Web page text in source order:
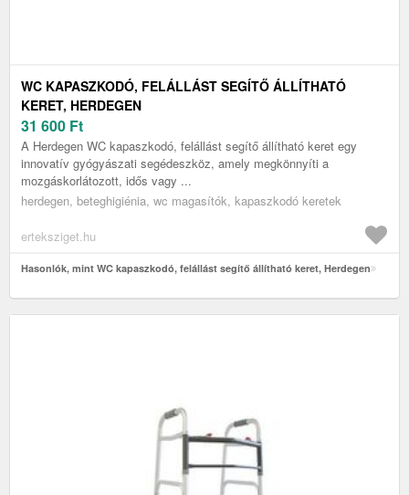
WC KAPASZKODÓ, FELÁLLÁST SEGÍTŐ ÁLLÍTHATÓ
KERET, HERDEGEN
31 600 Ft
A Herdegen WC kapaszkodó, felállást segítő állítható keret egy
innovatív gyógyászati segédeszköz, amely megkönnyíti a
mozgáskorlátozott, idős vagy ...
herdegen, beteghigiénia, wc magasítók, kapaszkodó keretek
erteksziget.hu
Hasonlók, mint WC kapaszkodó, felállást segítő állítható keret, Herdegen